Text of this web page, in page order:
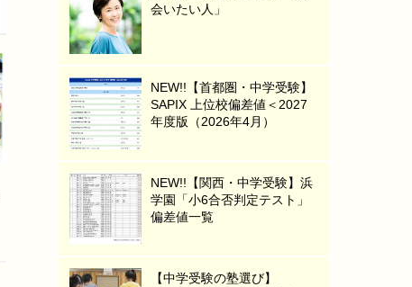
会いたい人」
NEW!!【首都圏・中学受験】
SAPIX 上位校偏差値＜2027
年度版（2026年4月）
NEW!!【関西・中学受験】浜
学園「小6合否判定テスト」
偏差値一覧
【中学受験の塾選び】